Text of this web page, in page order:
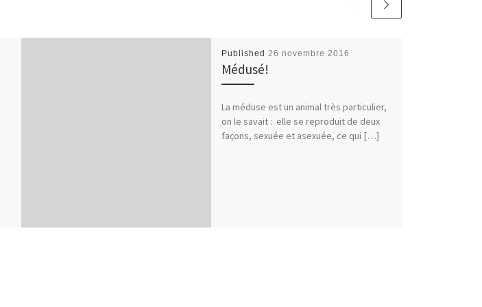
Published 26 novembre 2016
Médusé!
La méduse est un animal très particulier,
on le savait : elle se reproduit de deux
façons, sexuée et asexuée, ce qui […]